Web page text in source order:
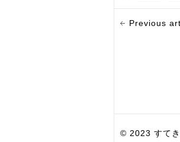
Previous
© 2023 すて